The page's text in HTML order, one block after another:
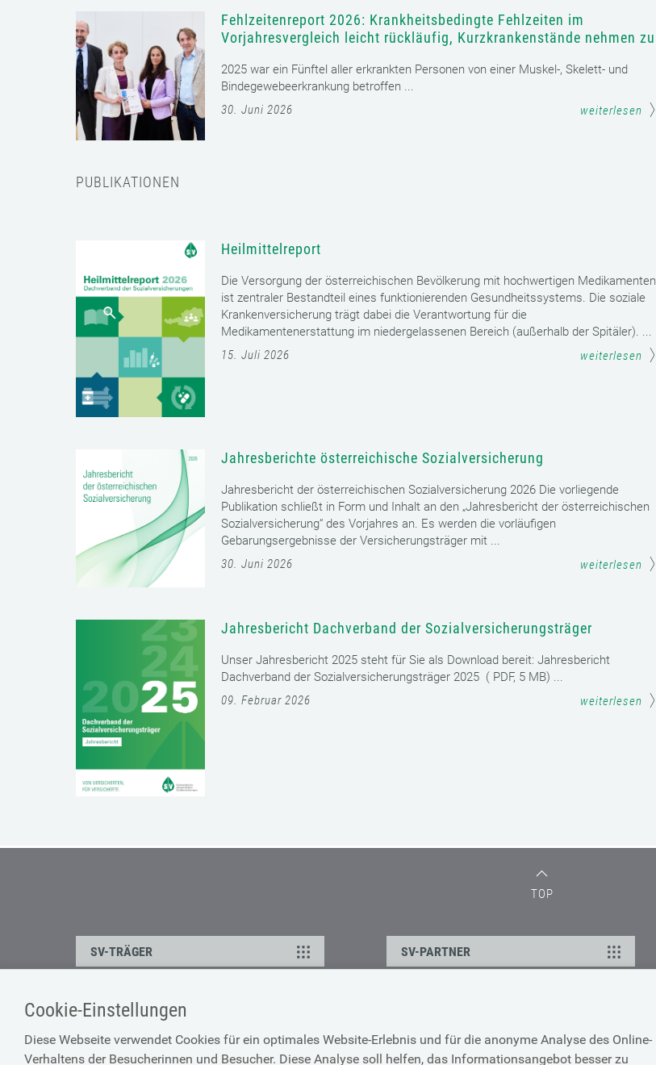
Cookie-Einstellungen
Diese Webseite verwendet Cookies für ein optimales Website-Erlebnis und für die anonyme Analyse des Online-
Verhaltens der Besucherinnen und Besucher. Diese Analyse soll helfen, das Informationsangebot besser zu
Fehlzeitenreport 2026: Krankheitsbedingte Fehlzeiten im
Vorjahresvergleich leicht rückläufig, Kurzkrankenstände nehmen zu
2025 war ein Fünftel aller erkrankten Personen von einer Muskel-, Skelett- und
Bindegewebeerkrankung betroffen ...
30. Juni 2026
weiterlesen
PUBLIKATIONEN
Heilmittelreport
Die Versorgung der österreichischen Bevölkerung mit hochwertigen Medikamenten
ist zentraler Bestandteil eines funktionierenden Gesundheitssystems. Die soziale
Krankenversicherung trägt dabei die Verantwortung für die
Medikamentenerstattung im niedergelassenen Bereich (außerhalb der Spitäler). ...
15. Juli 2026
weiterlesen
Jahresberichte österreichische Sozialversicherung
Jahresbericht der österreichischen Sozialversicherung 2026 Die vorliegende
Publikation schließt in Form und Inhalt an den „Jahresbericht der österreichischen
Sozialversicherung“ des Vorjahres an. Es werden die vorläufigen
Gebarungsergebnisse der Versicherungsträger mit ...
30. Juni 2026
weiterlesen
Jahresbericht Dachverband der Sozialversicherungsträger
Unser Jahresbericht 2025 steht für Sie als Download bereit: Jahresbericht
Dachverband der Sozialversicherungsträger 2025 ( PDF, 5 MB) ...
09. Februar 2026
weiterlesen
TOP
SV-TRÄGER SV-PARTNER
ÜBER UNS
Kontakt
Barrierefreiheitserklärung
Cookie-Erklärung